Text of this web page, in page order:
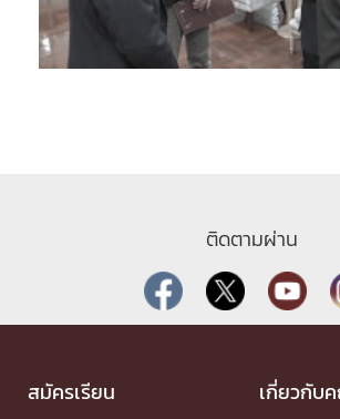
ติดตามผ่าน
สมัครเรียน เกี่ยวกับ